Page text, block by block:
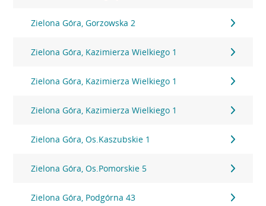
Zielona Góra, Gorzowska 2
Zielona Góra, Kazimierza Wielkiego 1
Zielona Góra, Kazimierza Wielkiego 1
Zielona Góra, Kazimierza Wielkiego 1
Zielona Góra, Os.Kaszubskie 1
Zielona Góra, Os.Pomorskie 5
Zielona Góra, Podgórna 43